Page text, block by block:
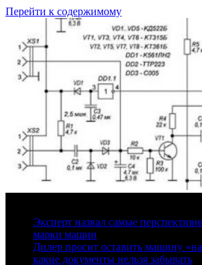
Перейти к содержимому
Эксперт назвал самые
марки машин
Дилер просит оставить машину
какие документы нельзя забывать